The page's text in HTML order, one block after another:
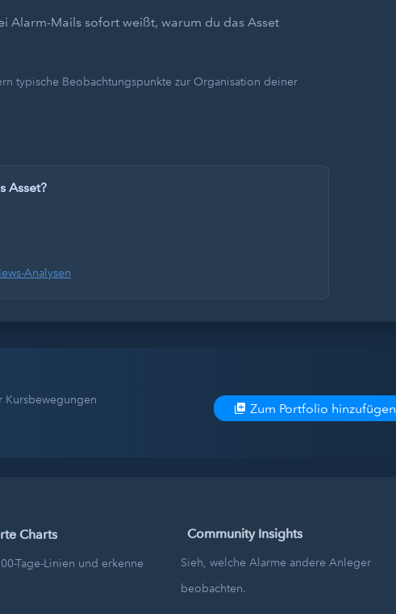
Alarm-Mails sofort weißt, warum du das Asset
typische Beobachtungspunkte zur Organisation deiner
Asset?
Analysen
Kursbewegungen
Zum Portfolio hinzufügen
Charts
Tage-Linien und erkenne
Community Insights
Sieh, welche Alarme andere Anleger
beobachten.